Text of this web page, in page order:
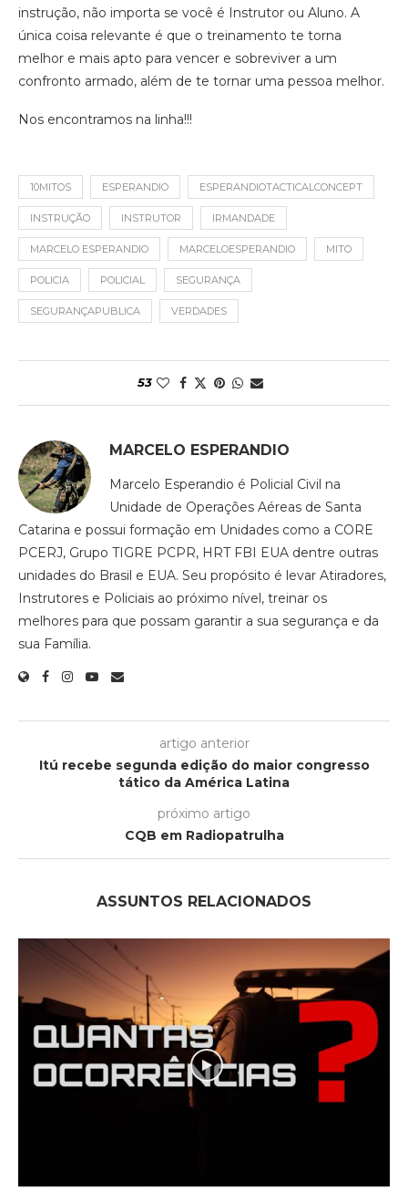
instrução, não importa se você é Instrutor ou Aluno. A
única coisa relevante é que o treinamento te torna
melhor e mais apto para vencer e sobreviver a um
confronto armado, além de te tornar uma pessoa melhor.
Nos encontramos na linha!!!
10MITOS ESPERANDIO ESPERANDIOTACTICALCONCEPT
INSTRUÇÃO INSTRUTOR IRMANDADE
MARCELO ESPERANDIO MARCELOESPERANDIO MITO
POLICIA POLICIAL SEGURANÇA
SEGURANÇAPUBLICA VERDADES
53
MARCELO ESPERANDIO
Marcelo Esperandio é Policial Civil na
Unidade de Operações Aéreas de Santa
Catarina e possui formação em Unidades como a CORE
PCERJ, Grupo TIGRE PCPR, HRT FBI EUA dentre outras
unidades do Brasil e EUA. Seu propósito é levar Atiradores,
Instrutores e Policiais ao próximo nível, treinar os
melhores para que possam garantir a sua segurança e da
sua Família.
artigo anterior
Itú recebe segunda edição do maior congresso
tático da América Latina
próximo artigo
CQB em Radiopatrulha
ASSUNTOS RELACIONADOS